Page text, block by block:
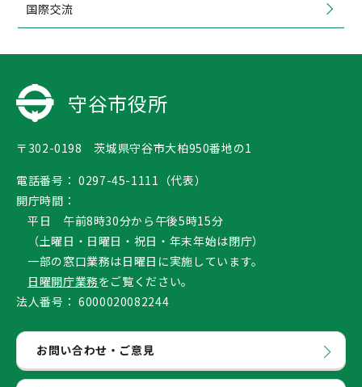
国際交流
守谷市役所
〒302-0198 茨城県守谷市大柏950番地の1
電話番号： 0297-45-1111（代表）
開庁時間：
平日 午前8時30分から午後5時15分
（土曜日・日曜日・祝日・年末年始は閉庁）
一部の窓口業務は日曜日に実施しています。
日曜開庁業務をご覧ください。
法人番号： 6000020082244
お問い合わせ・ご意見